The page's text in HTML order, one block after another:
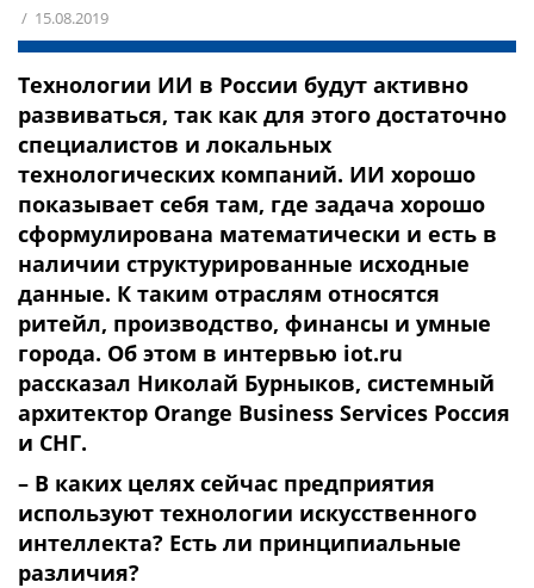
/ 15.08.2019
Технологии ИИ в России будут активно
развиваться, так как для этого достаточно
специалистов и локальных
технологических компаний. ИИ хорошо
показывает себя там, где задача хорошо
сформулирована математически и есть в
наличии структурированные исходные
данные. К таким отраслям относятся
ритейл, производство, финансы и умные
города. Об этом в интервью iot.ru
рассказал Николай Бурныков, системный
архитектор Orange Business Services Россия
и СНГ.
– В каких целях сейчас предприятия
используют технологии искусственного
интеллекта? Есть ли принципиальные
различия?